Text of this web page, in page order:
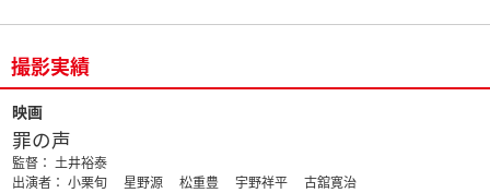
撮影実績
映画
罪の声
監督： 土井裕泰
出演者： 小栗旬 星野源 松重豊 宇野祥平 古舘寛治